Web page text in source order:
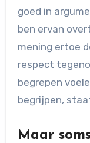
goed in
ben ervan
mening ertoe
respect
begrepen
begrijpen,
Maar